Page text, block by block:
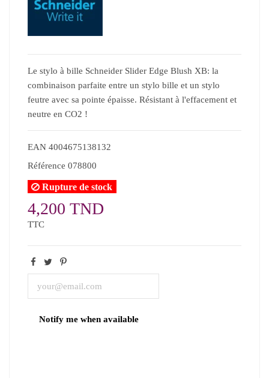
Le stylo à bille Schneider Slider Edge Blush XB: la
combinaison parfaite entre un stylo bille et un stylo
feutre avec sa pointe épaisse. Résistant à l'effacement et
neutre en CO2 !
EAN 4004675138132
Référence 078800
Rupture de stock
4,200 TND
TTC